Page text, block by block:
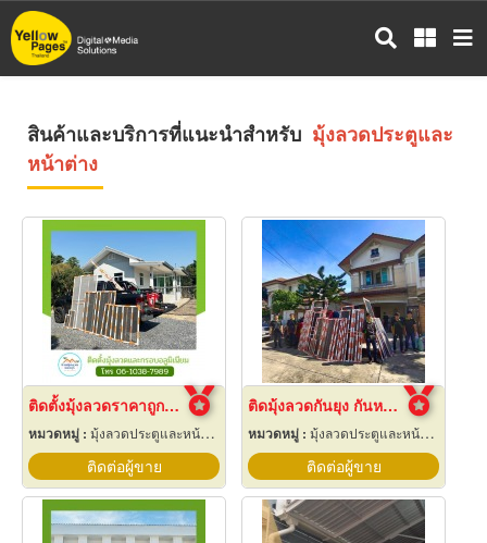
ข้าม
ไป
สินค้าและบริการที่แนะนำสำหรับ มุ้งลวดประตูและ
หน้าต่าง
ติดตั้งมุ้งลวดราคาถูก นนทบุรี
หมวดหมู่ : มุ้งลวดประตูและหน้าต่าง
ติดต่อผู้ขาย
ติดมุ้งลวดกันยุง กันหนู นนทบุรี
หมวดหมู่ :มุ้งลวดประตูและหน้าต่าง
ติดต่อผู้ขาย